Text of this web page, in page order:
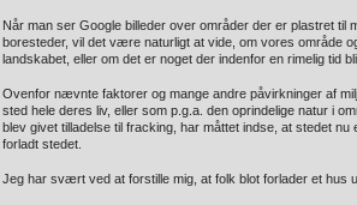
Når man ser Google billeder over områder der er plastret
boresteder, vil det være naturligt at vide, om vores område
landskabet, eller om det er noget der indenfor en rimelig tid
Ovenfor nævnte faktorer og mange andre påvirkninger af
sted hele deres liv, eller som p.g.a. den oprindelige natur i
blev givet tilladelse til fracking, har måttet indse, at stedet
forladt stedet.
Jeg har svært ved at forstille mig, at folk blot forlader et hus